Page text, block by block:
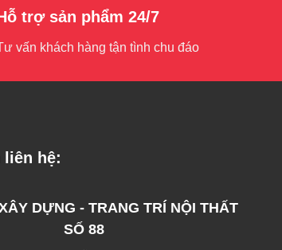
trợ sản phẩm 24/7
vấn khách hàng tận tình chu đáo
liên hệ:
DỰNG - TRANG TRÍ NỘI THẤT
SỐ 88